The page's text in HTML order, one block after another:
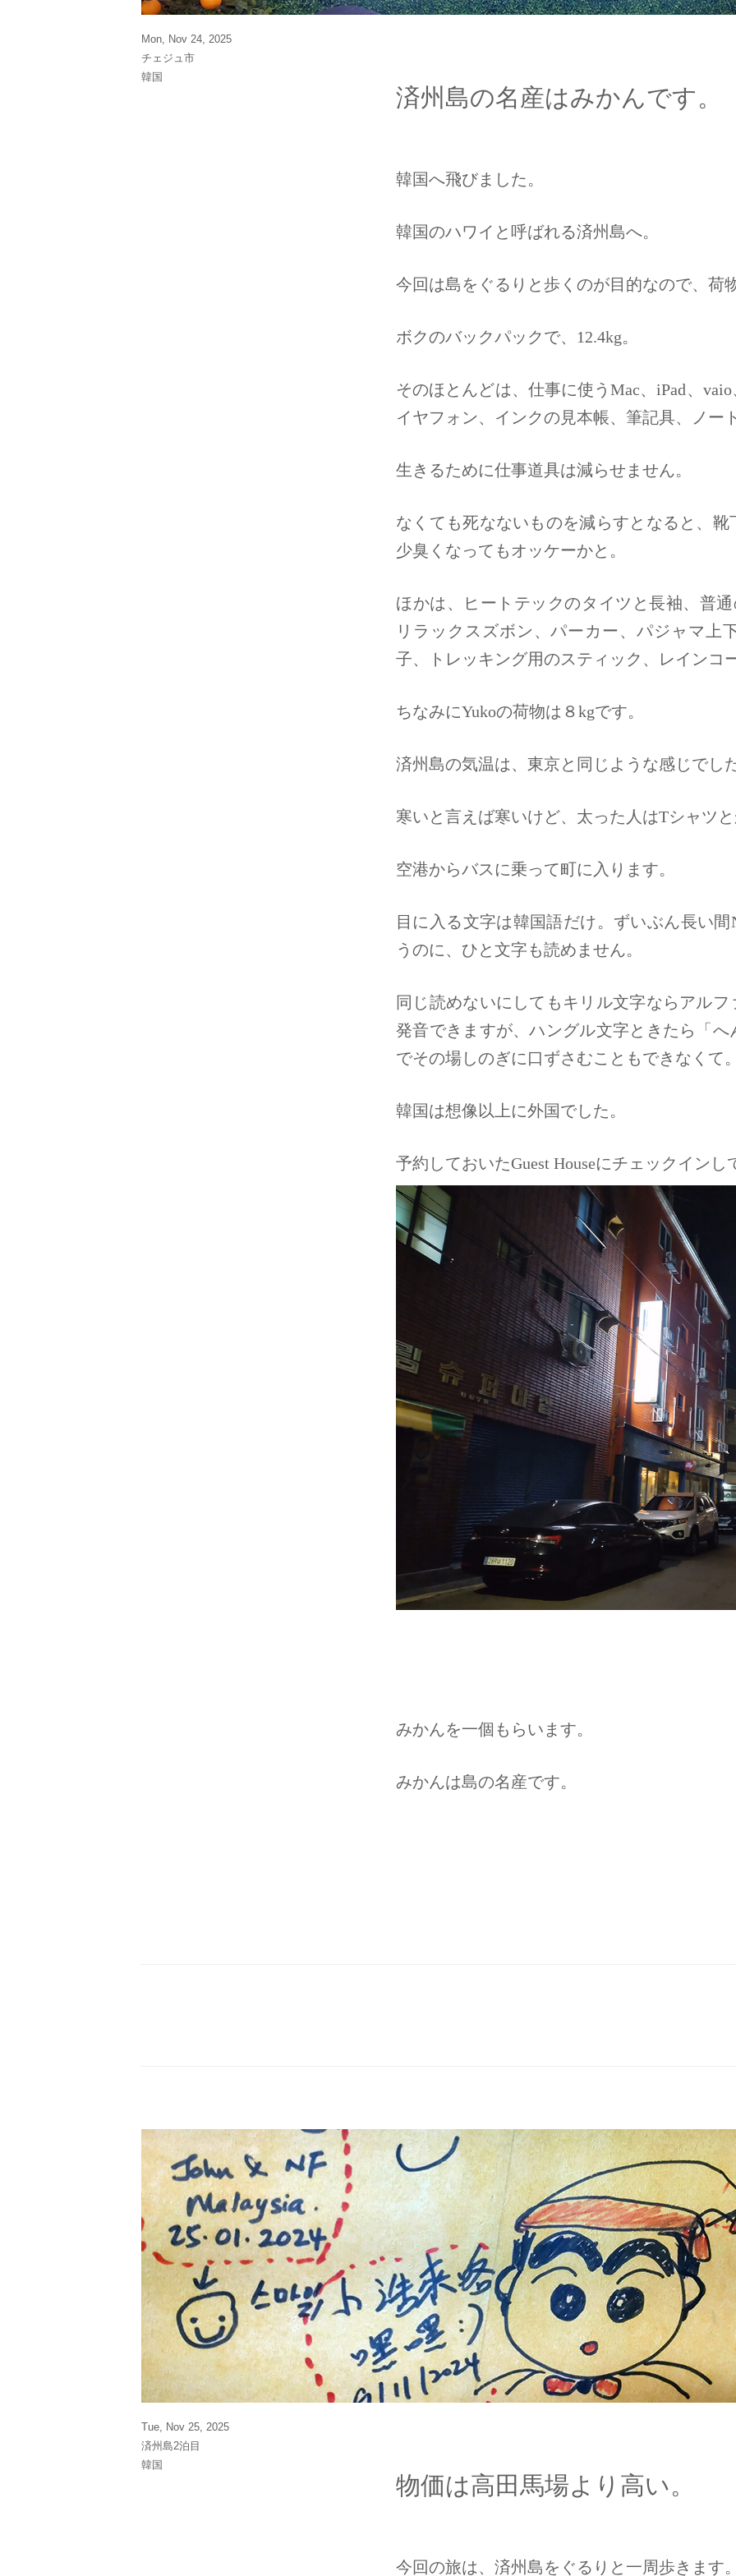
Mon, Nov 24, 2025
チェジュ市
韓国
済州島の名産はみかんです。
韓国へ飛びました。
韓国のハワイと呼ばれる済州島へ。
今回は島をぐるりと歩くのが目的なので、荷
ボクのバックパックで、12.4kg。
そのほとんどは、仕事に使うMac、iPad、
イヤフォン、インクの見本帳、筆記具、ノー
生きるために仕事道具は減らせません。
なくても死なないものを減らすとなると、
少臭くなってもオッケーかと。
ほかは、ヒートテックのタイツと長袖、普
リラックスズボン、パーカー、パジャマ上
子、トレッキング用のスティック、レインコ
ちなみにYukoの荷物は８kgです。
済州島の気温は、東京と同じような感じでし
寒いと言えば寒いけど、太った人はTシャツ
空港からバスに乗って町に入ります。
目に入る文字は韓国語だけ。ずいぶん長い
うのに、ひと文字も読めません。
同じ読めないにしてもキリル文字ならアル
発音できますが、ハングル文字ときたら「
でその場しのぎに口ずさむこともできなくて
韓国は想像以上に外国でした。
予約しておいたGuest Houseにチェックインし
みかんを一個もらいます。
みかんは島の名産です。
Tue, Nov 25, 2025
済州島2泊目
韓国
物価は高田馬場より高い。
今回の旅は、済州島をぐるりと一周歩きます